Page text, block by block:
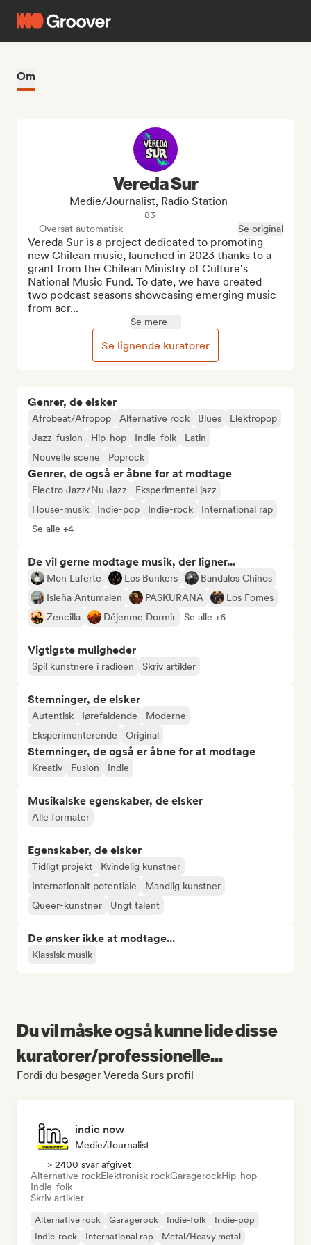
Om
Genrer, de elsker
Afrobeat/Afropop Alternative rock Blues
Elektropop
Jazz-fusion
Hip-hop Indie-folk
Latin
Nouvelle scene
Poprock
Genrer, de også er åbne for at modtage
Electro Jazz/Nu Jazz
Eksperimentel jazz
House-musik
Indie-pop Indie-rock
International rap
Se alle +4
De vil gerne modtage musik, der ligner...
Mon Laferte Los Bunkers
Bandalos Chinos
Isleña Antumalen
PASKURANA
Los Fomes
Zencilla
Déjenme Dormir Se alle +6
Vigtigste muligheder
Spil kunstnere i radioen Skriv artikler
Stemninger, de elsker
Autentisk Iørefaldende
Moderne
Eksperimenterende
Original
Stemninger, de også er åbne for at modtage
Kreativ Fusion Indie
Musikalske egenskaber, de elsker
Alle formater
Egenskaber, de elsker
Tidligt projekt
Kvindelig kunstner
Internationalt potentiale
Mandlig kunstner
Queer-kunstner
Ungt talent
De ønsker ikke at modtage...
Klassisk musik
Vereda Sur
Medie/journalist, Radio Station
83
Oversat automatisk
Se original
Vereda Sur is a project dedicated to promoting
new Chilean music, launched in 2023 thanks to a
grant from the Chilean Ministry of Culture's
National Music Fund. To date, we have created
two podcast seasons showcasing emerging music
from acr...
Se mere
Se lignende kuratorer
Du vil måske også kunne lide disse
kuratorer/professionelle...
Fordi du besøger Vereda Surs profil
indie now
Medie/journalist
> 2400 svar afgivet
Alternative rockElektronisk rockGaragerockHip-hop
Indie-folk
Skriv artikler
Alternative rock Garagerock Indie-folk
Indie-pop
Indie-rock
International rap Metal/Heavy metal